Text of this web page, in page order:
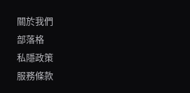
關於我們
部落格
私隱政策
服務條款